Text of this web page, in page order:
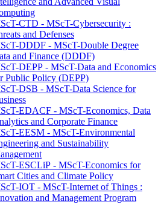
CTD - MScT-Cybersecurity :
and Defenses
DDDF - MScT-Double Degree
and Finance (DDDF)
DEPP - MScT-Data and Economics
Public Policy (DEPP)
DSB - MScT-Data Science for
EDACF - MScT-Economics, Data
and Corporate Finance
EESM - MScT-Environmental
and Sustainability
ESCLiP - MScT-Economics for
Cities and Climate Policy
IOT - MScT-Internet of Things :
and Management Program